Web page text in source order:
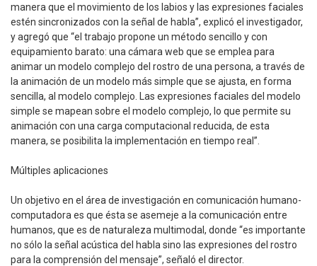
manera que el movimiento de los labios y las expresiones faciales
estén sincronizados con la señal de habla”, explicó el investigador,
y agregó que “el trabajo propone un método sencillo y con
equipamiento barato: una cámara web que se emplea para
animar un modelo complejo del rostro de una persona, a través de
la animación de un modelo más simple que se ajusta, en forma
sencilla, al modelo complejo. Las expresiones faciales del modelo
simple se mapean sobre el modelo complejo, lo que permite su
animación con una carga computacional reducida, de esta
manera, se posibilita la implementación en tiempo real”.
Múltiples aplicaciones
Un objetivo en el área de investigación en comunicación humano-
computadora es que ésta se asemeje a la comunicación entre
humanos, que es de naturaleza multimodal, donde “es importante
no sólo la señal acústica del habla sino las expresiones del rostro
para la comprensión del mensaje”, señaló el director.